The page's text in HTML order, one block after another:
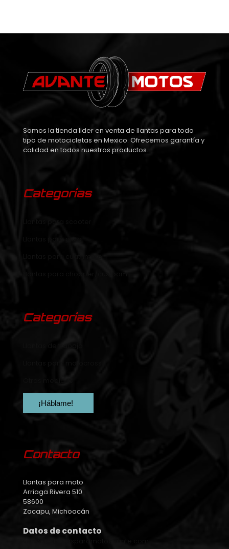
Somos la tienda lider en venta de llantas para todo
tipo de motocicletas en Mexico. Ofrecemos garantía y
calidad en todos nuestros productos.
Categorías
Llantas para chopper/custoom
Categorías
¡Háblame!
Contacto
Llantas para moto
Arriaga Rivera 510
58600
Zacapu, Michoacán
Datos de contacto